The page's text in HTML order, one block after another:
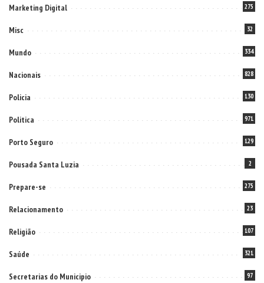
Marketing Digital 275
Misc 32
Mundo 334
Nacionais 828
Policia 130
Politica 971
Porto Seguro 129
Pousada Santa Luzia 2
Prepare-se 275
Relacionamento 23
Religião 107
Saúde 321
Secretarias do Municipio 97